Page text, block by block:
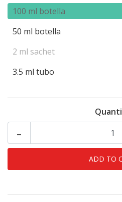
100 ml botella
50 ml botella
2 ml sachet
3.5 ml tubo
-